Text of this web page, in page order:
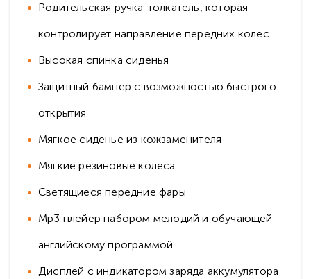
Родительская ручка-толкатель, которая
контролирует направление передних колес.
Высокая спинка сиденья
Защитный бампер с возможностью быстрого
открытия
Мягкое сиденье из кожзаменителя
Мягкие резиновые колеса
Светящиеся передние фары
Mp3 плейер набором мелодий и обучающей
английскому программой
Дисплей с индикатором заряда аккумулятора